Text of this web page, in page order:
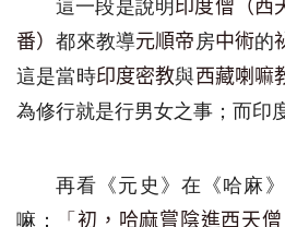
這一段是說明 印度僧（西
番）都來教導元順帝 房中術的
這是當時印度密教與西藏喇嘛
為修行就是行男女之事 ；而印
再看《元史 》在《哈麻
嘛：
「初，哈麻嘗陰進西天